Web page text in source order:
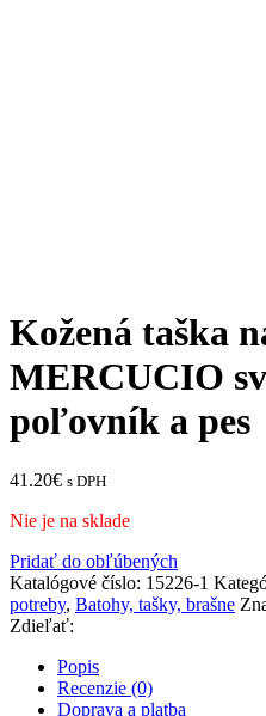
Kožená taška
MERCUCIO
poľovník a pes
41.20€ s DPH
Nie je na sklade
Pridať do obľúbených
Katalógové číslo: 15226-1
potreby, Batohy, tašky, brašne
Zdieľať:
Popis
Recenzie (0)
Doprava a platba